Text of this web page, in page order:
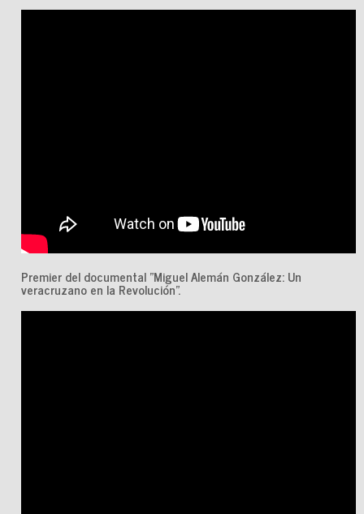
Premier del documental "Miguel Alemán González: Un
veracruzano en la Revolución”.